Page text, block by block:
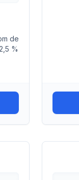
de
%